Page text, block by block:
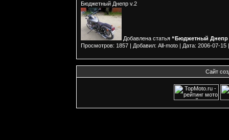
Бюджетный Днепр v.2
Добавлена статья “Бюджетный Днепр
Просмотров: 1857 | Добавил: All-moto | Дата: 2006-07-15
Сайт